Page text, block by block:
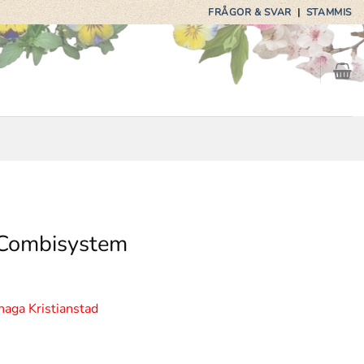
FRÅGOR & SVAR|STAMMIS
Kristianstad